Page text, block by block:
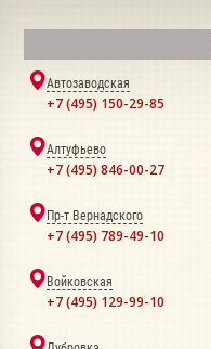
Автозаводская
+7 (495) 150-29-85
Алтуфьево
+7 (495) 846-00-27
Пр-т Вернадского
+7 (495) 789-49-10
Войковская
+7 (495) 129-99-10